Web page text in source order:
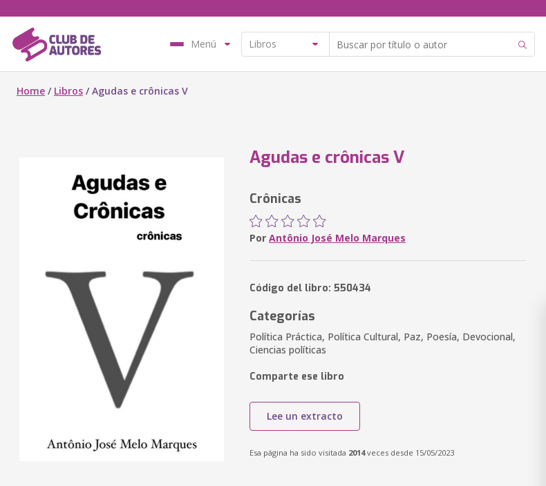
Menú
Home / Libros /Agudas e crônicas V
Agudas e crônicas V
Crônicas
Por Antônio José Melo Marques
Código del libro: 550434
Categorías
Política Práctica, Política Cultural, Paz, Poesía, Devocional,
Ciencias políticas
Comparte ese libro
Lee un extracto
Esa página ha sido visitada 2014veces desde 15/05/2023